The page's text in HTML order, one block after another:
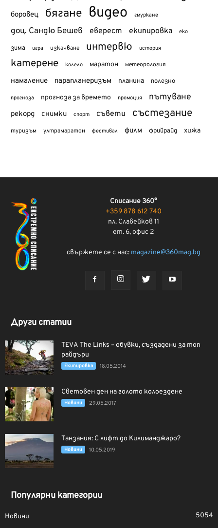
боровец бягане видео гмуркане
доц. Сандю Бешев еверест екипировка еко
зима игра изкачване интервю история
катерене колело маратон метеорология
намаление парапланеризъм планина полезно
прогноза прогноза за времето промоция пътуване
рекорд снимки спорт съвети състезание
туризъм ултрамаратон фестивал филм фрийрайд хижа
Списание 360°
+359 878 612 740
пл. Славейков 11
ет. 6, офис 2
свържете се с нас: magazine@360mag.bg
Други статии
TEVA The Links – обувки, създадени за топ
райдъри
Екипировка 18.05.2014
Световен ден на голото колоездене
Новини 29.05.2017
Танзания: С лифт до Килиманджаро?
Новини 10.05.2019
Популярни категории
Новини
5054